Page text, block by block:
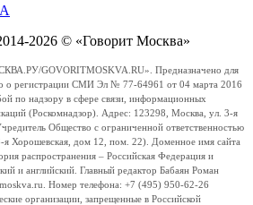
2026 © «Говорит Москва»
GOVORITMOSKVA.RU». Предназначено для
о регистрации СМИ Эл № 77-64961 от 04 марта 2016
по надзору в сфере связи, информационных
(Роскомнадзор). Адрес: 123298, Москва, ул. 3-я
Общество с ограниченной ответственностью
Хорошевская, дом 12, пом. 22). Доменное имя сайта
распространения – Российская Федерация и
и английский. Главный редактор Бабаян Роман
Номер телефона: +7 (495) 950-62-26
организации, запрещенные в Российской